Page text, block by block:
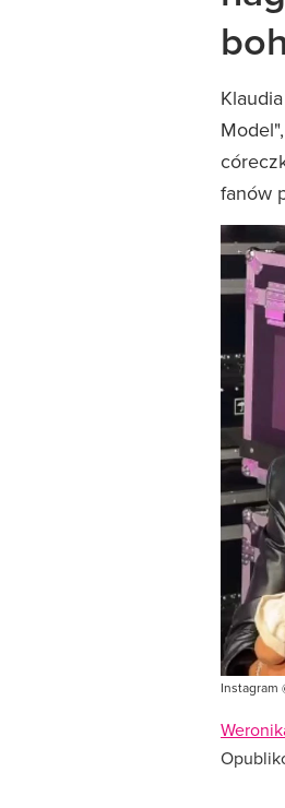
fanów
Instagram